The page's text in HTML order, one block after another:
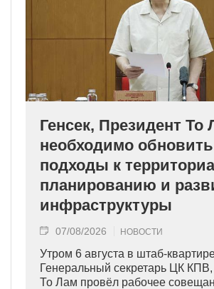
Генсек, Президент То
необходимо обновить
подходы к
планированию и
инфраструктуры
07/08/2026 НОВОСТИ
Утром 6 августа в штаб-
Генеральный секретарь ЦК
То Лам провёл рабочее